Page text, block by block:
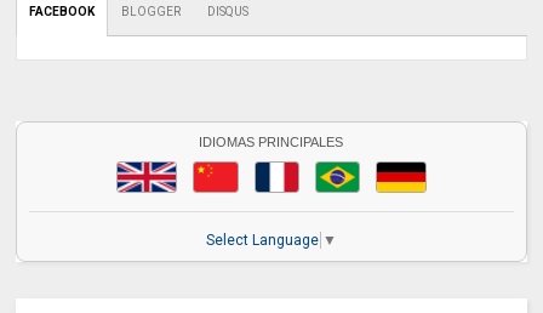
FACEBOOK BLOGGER DISQUS
IDIOMAS PRINCIPALES
Select Language ▼